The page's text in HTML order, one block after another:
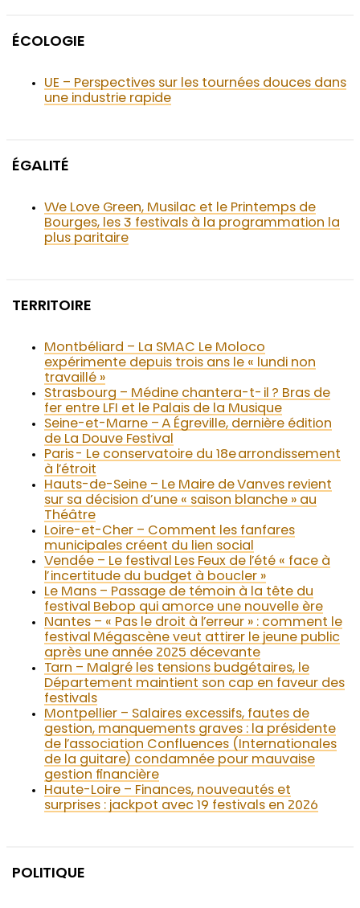
ÉCOLOGIE
UE – Perspectives sur les tournées douces dans
une industrie rapide
ÉGALITÉ
We Love Green, Musilac et le Printemps de
Bourges, les 3 festivals à la programmation la
plus paritaire
TERRITOIRE
Montbéliard – La SMAC Le Moloco
expérimente depuis trois ans le « lundi non
travaillé »
Strasbourg – Médine chantera-t-il ? Bras de
fer entre LFI et le Palais de la Musique
Seine-et-Marne – A Égreville, dernière édition
de La Douve Festival
Paris - Le conservatoire du 18e arrondissement
à l’étroit
Hauts-de-Seine – Le Maire de Vanves revient
sur sa décision d’une « saison blanche » au
Théâtre
Loire-et-Cher – Comment les fanfares
municipales créent du lien social
Vendée – Le festival Les Feux de l’été « face à
l’incertitude du budget à boucler »
Le Mans – Passage de témoin à la tête du
festival Bebop qui amorce une nouvelle ère
Nantes – « Pas le droit à l’erreur » : comment le
festival Mégascène veut attirer le jeune public
après une année 2025 décevante
Tarn – Malgré les tensions budgétaires, le
Département maintient son cap en faveur des
festivals
Montpellier – Salaires excessifs, fautes de
gestion, manquements graves : la présidente
de l’association Confluences (Internationales
de la guitare) condamnée pour mauvaise
gestion financière
Haute-Loire – Finances, nouveautés et
surprises : jackpot avec 19 festivals en 2026
POLITIQUE